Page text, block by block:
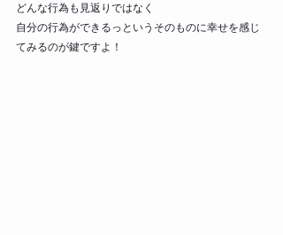
どんな行為も見返りではなく
自分の行為ができるっというそのものに幸せを感じ
てみるのが鍵ですよ！